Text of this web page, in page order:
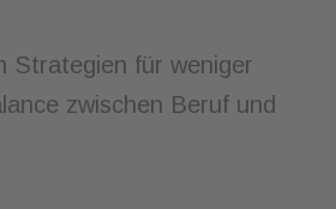
Strategien für weniger
zwischen Beruf und